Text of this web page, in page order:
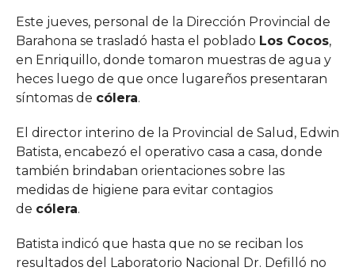
Este jueves, personal de la Dirección Provincial de
Barahona se trasladó hasta el poblado Los Cocos,
en Enriquillo, donde tomaron muestras de agua y
heces luego de que once lugareños presentaran
síntomas de cólera.
El director interino de la Provincial de Salud, Edwin
Batista, encabezó el operativo casa a casa, donde
también brindaban orientaciones sobre las
medidas de higiene para evitar contagios
de cólera.
Batista indicó que hasta que no se reciban los
resultados del Laboratorio Nacional Dr. Defilló no